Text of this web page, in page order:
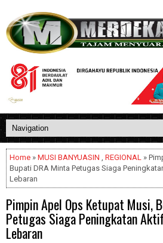
Home » MUSI BANYUASIN , REGIONAL »
Bupati DRA Minta Petugas Siaga
Lebaran
Pimpin Apel Ops Ketupat Musi,
Petugas Siaga Peningkatan
Lebaran